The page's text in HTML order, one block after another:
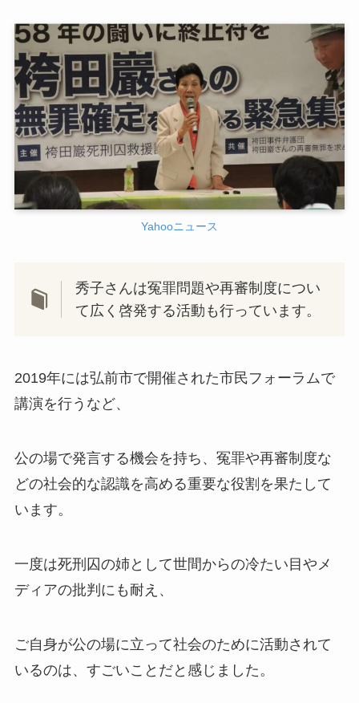
Yahooニュース
秀子さんは冤罪問題や再審制度につい
て広く啓発する活動も行っています。
2019年には弘前市で開催された市民フォーラムで
講演を行うなど、
公の場で発言する機会を持ち、冤罪や再審制度な
どの社会的な認識を高める重要な役割を果たして
います。
一度は死刑囚の姉として世間からの冷たい目やメ
ディアの批判にも耐え、
ご自身が公の場に立って社会のために活動されて
いるのは、すごいことだと感じました。